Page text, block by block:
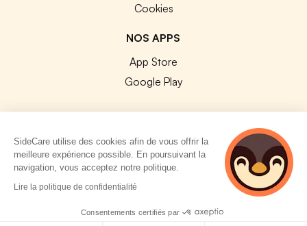
Cookies
NOS APPS
App Store
Google Play
© 2026 SideCare. Tous droits réservés.
SideCare utilise des cookies afin de vous offrir la
meilleure expérience possible. En poursuivant la
navigation, vous acceptez notre politique.
Lire la politique de confidentialité
Consentements certifiés par
5 personnes
consultent
actuellement cette